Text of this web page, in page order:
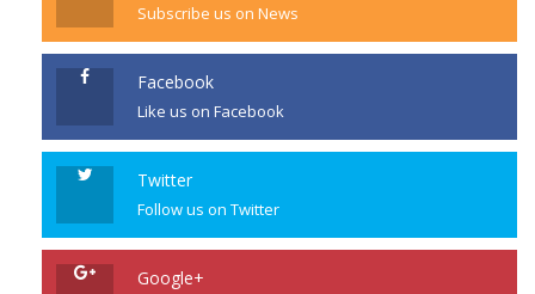
Subscribe us on News
Facebook
Like us on Facebook
Twitter
Follow us on Twitter
Google+